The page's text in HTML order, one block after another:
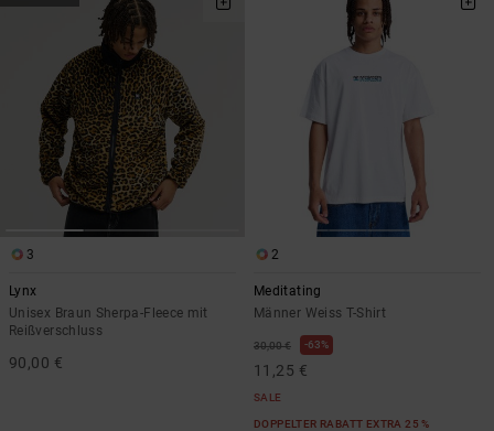
3
Lynx
Unisex Braun Sherpa-Fleece mit
Reißverschluss
90,00 €
2
Meditating
Männer Weiss T-Shirt
30,00 € 63%
11,25 €
SALE
DOPPELTER RABATT EXTRA 25 %